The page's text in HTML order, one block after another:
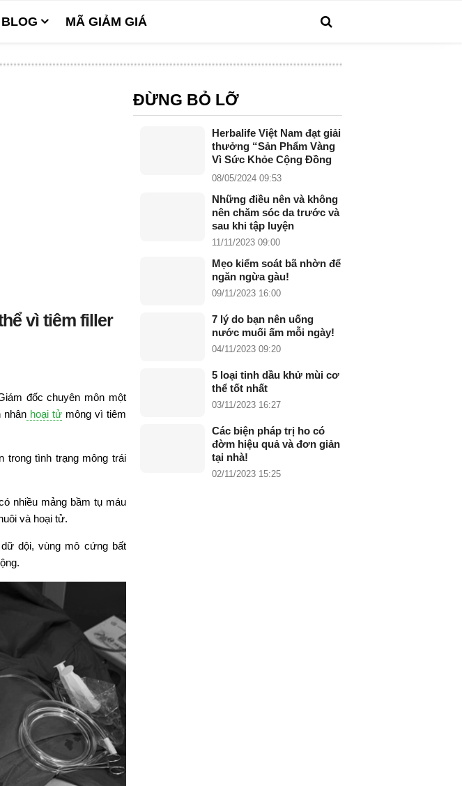
BLOG MÃ GIẢM GIÁ
vì tiêm filler
đốc chuyên môn một
nhân hoại tử mông vì tiêm
trong tình trạng mông trái
nhiều mảng bầm tụ máu
và hoại tử.
dội, vùng mô cứng bất
ĐỪNG BỎ LỠ
Herbalife Việt Nam đạt giải
thưởng “Sản Phẩm Vàng
Vì Sức Khỏe Cộng Đồng
năm 2024”
08/05/2024 09:53
Những điều nên và không
nên chăm sóc da trước và
sau khi tập luyện
11/11/2023 09:00
Mẹo kiểm soát bã nhờn để
ngăn ngừa gàu!
09/11/2023 16:00
7 lý do bạn nên uống
nước muối ấm mỗi ngày!
04/11/2023 09:20
5 loại tinh dầu khử mùi cơ
thể tốt nhất
03/11/2023 16:27
Các biện pháp trị ho có
đờm hiệu quả và đơn giản
tại nhà!
02/11/2023 15:25